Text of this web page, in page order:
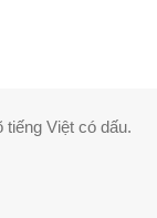
Việt có dấu.